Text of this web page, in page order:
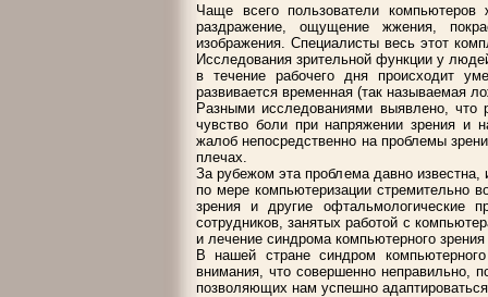
Чаще всего пользователи компьютеров
раздражение, ощущение жжения,
изображения. Специалисты весь этот
Исследования зрительной функции у
в течение рабочего дня происходит
развивается временная (так называемая
Разными исследованиями выявлено, что
чувство боли при напряжении зрения и
жалоб непосредственно на проблемы
плечах.
За рубежом эта проблема давно
по мере компьютеризации стремительно
зрения и другие
сотрудников, занятых работой с
и лечение синдрома компьютерного
В нашей стране синдром
внимания, что совершенно неправильно,
позволяющих нам успешно